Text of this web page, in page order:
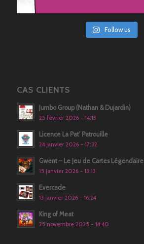
Follow us
CAS CLIENTS
Jumbo Group (Nathan & Dujardin)
25 février 2026 - 14:13
Licence La Pat’ Patrouille
24 janvier 2026 - 17:32
Gwent – Le Jeu de Cartes Légendaire
15 janvier 2026 - 13:13
Evercade
13 janvier 2026 - 16:24
King of Meat
25 novembre 2025 - 14:40